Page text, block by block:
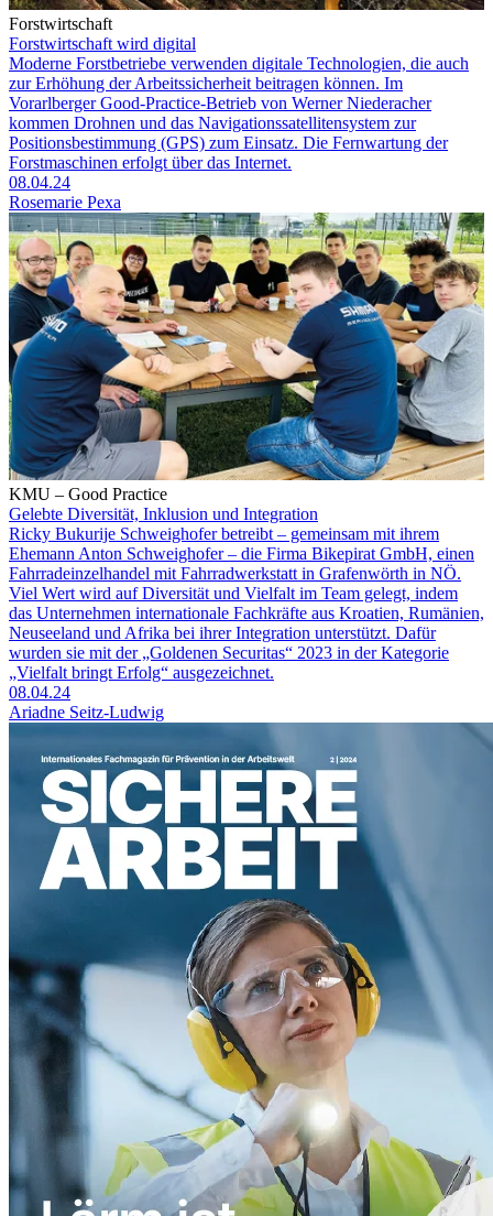
Forstwirtschaft
Forstwirtschaft wird digital
Moderne Forstbetriebe verwenden digitale Technologien, die auch
zur Erhöhung der Arbeitssicherheit beitragen können. Im
Vorarlberger Good-Practice-Betrieb von Werner Niederacher
kommen Drohnen und das Navigationssatellitensystem zur
Positionsbestimmung (GPS) zum Einsatz. Die Fernwartung der
Forstmaschinen erfolgt über das Internet.
08.04.24
Rosemarie Pexa
KMU – Good Practice
Gelebte Diversität, Inklusion und Integration
Ricky Bukurije Schweighofer betreibt – gemeinsam mit ihrem
Ehemann Anton Schweighofer – die Firma Bikepirat GmbH, einen
Fahrradeinzelhandel mit Fahrradwerkstatt in Grafenwörth in NÖ.
Viel Wert wird auf Diversität und Vielfalt im Team gelegt, indem
das Unternehmen internationale Fachkräfte aus Kroatien, Rumänien,
Neuseeland und Afrika bei ihrer Integration unterstützt. Dafür
wurden sie mit der „Goldenen Securitas“ 2023 in der Kategorie
„Vielfalt bringt Erfolg“ ausgezeichnet.
08.04.24
Ariadne Seitz-Ludwig